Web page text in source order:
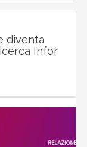
diventa
Infor